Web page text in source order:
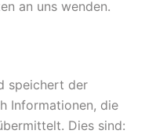
an uns wenden.
speichert der
Informationen, die
Dies sind: